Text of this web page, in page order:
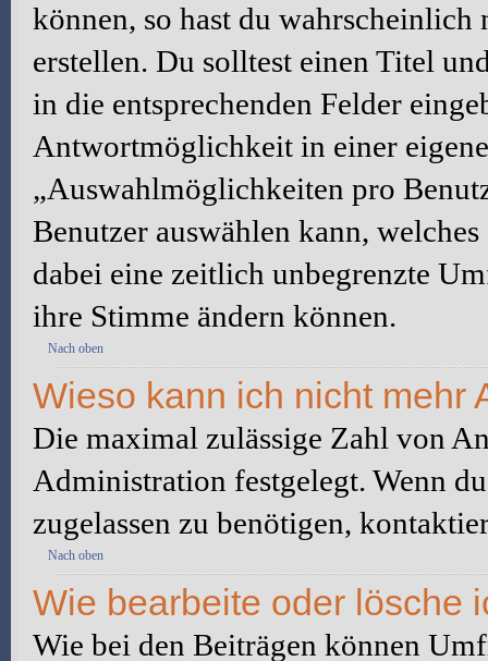
können, so hast du
erstellen. Du solltest einen Titel
in die entsprechenden Felder
Antwortmöglichkeit in einer
„Auswahlmöglichkeiten pro
Benutzer auswählen kann,
dabei eine zeitlich unbegrenzte
ihre Stimme ändern können.
Nach oben
Wieso kann ich nicht mehr
Die maximal zulässige Zahl von
Administration festgelegt. Wenn
zugelassen zu benötigen,
Nach oben
Wie bearbeite oder lösche
Wie bei den Beiträgen können